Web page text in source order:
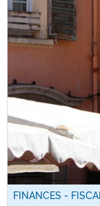
FINANCES -